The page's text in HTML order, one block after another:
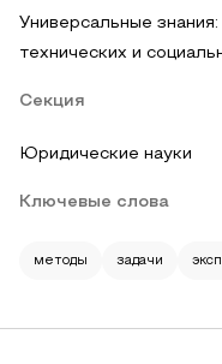
Универсальные
технических и
Секция
Юридические науки
Ключевые слова
методы задачи